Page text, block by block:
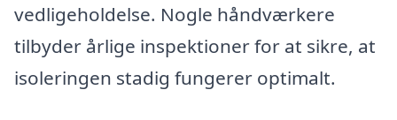
vedligeholdelse. Nogle håndværkere
tilbyder årlige inspektioner for at sikre, at
isoleringen stadig fungerer optimalt.